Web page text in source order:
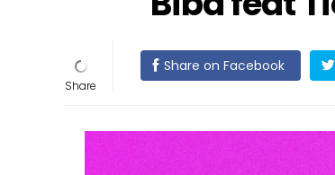
Share on Facebook